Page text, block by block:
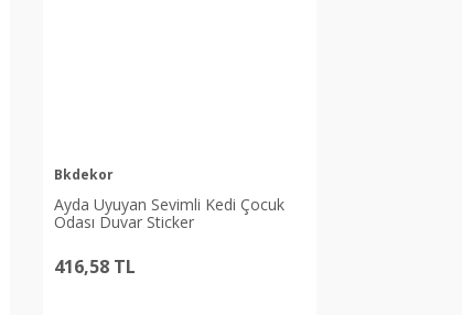
Bkdekor
Ayda Uyuyan Sevimli Kedi Çocuk
Odası Duvar Sticker
416,58 TL